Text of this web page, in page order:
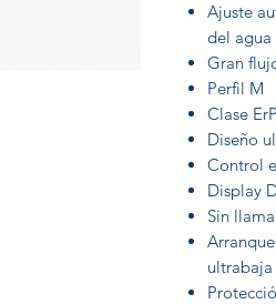
Ajuste
del agua
Gran
Perfil M
Clase
Diseño
Control
Display
Sin
ultrabaja